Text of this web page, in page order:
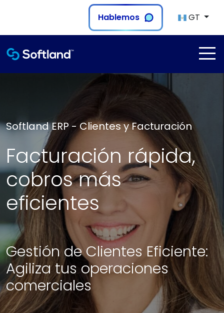
Hablemos GT
Softland ERP - Clientes y Facturación
Facturación rápida,
cobros más
eficientes
Gestión de Clientes Eficiente:
Agiliza tus operaciones
comerciales